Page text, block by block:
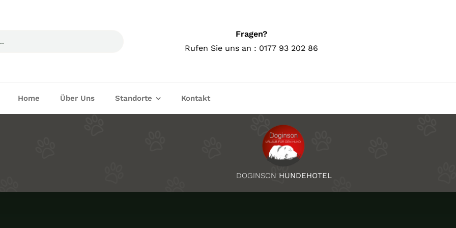
Fragen?
Rufen Sie uns an : 0177 93 202 86
Home Über Uns Standorte Kontakt
DOGINSON HUNDEHOTEL